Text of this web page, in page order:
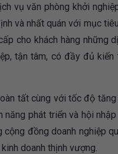
vụ văn phòng khởi
và nhất quán với mục
cho khách hàng
tận tâm, có đầy đủ
tất cùng với tốc độ
năng phát triển và hội
cộng đồng doanh nghiệp
doanh thịnh vượng.